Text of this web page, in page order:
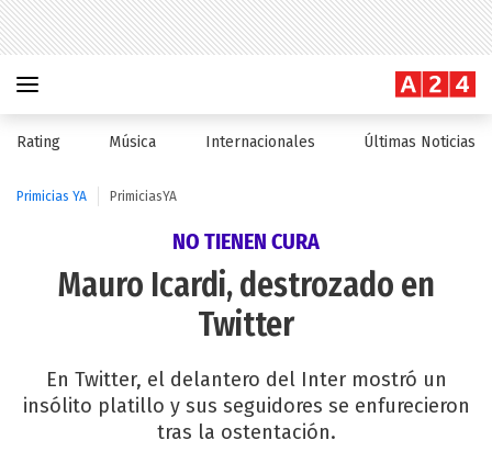
Rating Música Internacionales Últimas Noticias
Primicias YA PrimiciasYA
NO TIENEN CURA
Mauro Icardi, destrozado en
Twitter
En Twitter, el delantero del Inter mostró un
insólito platillo y sus seguidores se enfurecieron
tras la ostentación.